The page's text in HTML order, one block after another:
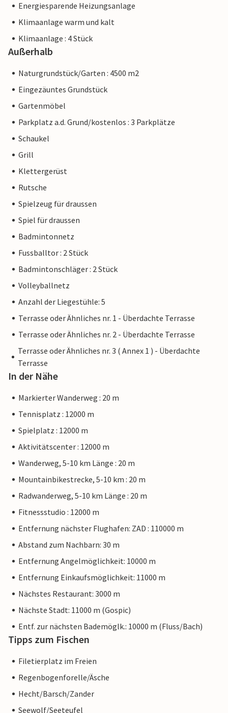
Energiesparende Heizungsanlage
Klimaanlage warm und kalt
Klimaanlage : 4 Stück
Außerhalb
Naturgrundstück/Garten : 4500 m2
Eingezäuntes Grundstück
Gartenmöbel
Parkplatz a.d. Grund/kostenlos : 3 Parkplätze
Schaukel
Grill
Klettergerüst
Rutsche
Spielzeug für draussen
Spiel für draussen
Badmintonnetz
Fussballtor : 2 Stück
Badmintonschläger : 2 Stück
Volleyballnetz
Anzahl der Liegestühle: 5
Terrasse oder Ähnliches nr. 1 - Überdachte Terrasse
Terrasse oder Ähnliches nr. 2 - Überdachte Terrasse
Terrasse oder Ähnliches nr. 3 ( Annex 1 ) - Überdachte
Terrasse
In der Nähe
Markierter Wanderweg : 20 m
Tennisplatz : 12000 m
Spielplatz : 12000 m
Aktivitätscenter : 12000 m
Wanderweg, 5-10 km Länge : 20 m
Mountainbikestrecke, 5-10 km : 20 m
Radwanderweg, 5-10 km Länge : 20 m
Fitnessstudio : 12000 m
Entfernung nächster Flughafen: ZAD : 110000 m
Abstand zum Nachbarn: 30 m
Entfernung Angelmöglichkeit: 10000 m
Entfernung Einkaufsmöglichkeit: 11000 m
Nächstes Restaurant: 3000 m
Nächste Stadt: 11000 m (Gospic)
Entf. zur nächsten Bademöglk.: 10000 m (Fluss/Bach)
Tipps zum Fischen
Filetierplatz im Freien
Regenbogenforelle/Äsche
Hecht/Barsch/Zander
Seewolf/Seeteufel